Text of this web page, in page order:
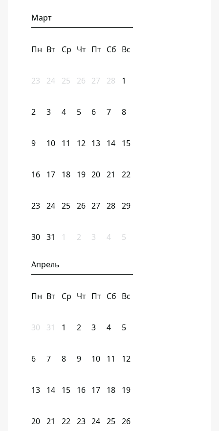
Март
Пн Вт Ср Чт Пт Сб Вс
23 24 25 26 27 28 1
2 3 4 5 6 7 8
9 10 11 12 13 14 15
16 17 18 19 20 21 22
23 24 25 26 27 28 29
30 31 1 2 3 4 5
Апрель
Пн Вт Ср Чт Пт Сб Вс
30 31 1 2 3 4 5
6 7 8 9 10 11 12
13 14 15 16 17 18 19
20 21 22 23 24 25 26